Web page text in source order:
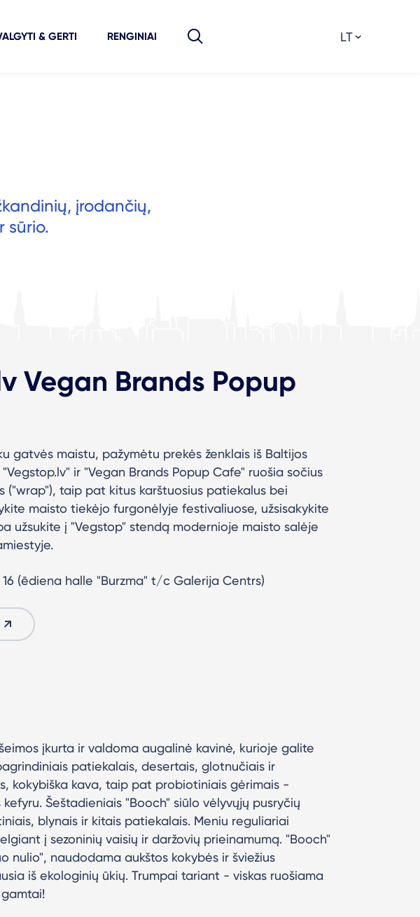
& GERTI RENGINIAI LT
įrodančių,
sūrio.
Vegan Brands Popup
gatvės maistu, pažymėtu prekės ženklais iš Baltijos
ir "Vegan Brands Popup Cafe" ruošia sočius
("wrap"), taip pat kitus karštuosius patiekalus bei
maisto tiekėjo furgonėlyje festivaliuose, užsisakykite
užsukite į "Vegstop" stendą modernioje maisto salėje
(ēdiena halle "Burzma" t/c Galerija Centrs)
įkurta ir valdoma augalinė kavinė, kurioje galite
patiekalais, desertais, glotnučiais ir
kokybiška kava, taip pat probiotiniais gėrimais -
Šeštadieniais "Booch" siūlo vėlyvųjų pusryčių
blynais ir kitais patiekalais. Meniu reguliariai
į sezoninių vaisių ir daržovių prieinamumą. "Booch"
nulio", naudodama aukštos kokybės ir šviežius
iš ekologinių ūkių. Trumpai tariant - viskas ruošiama